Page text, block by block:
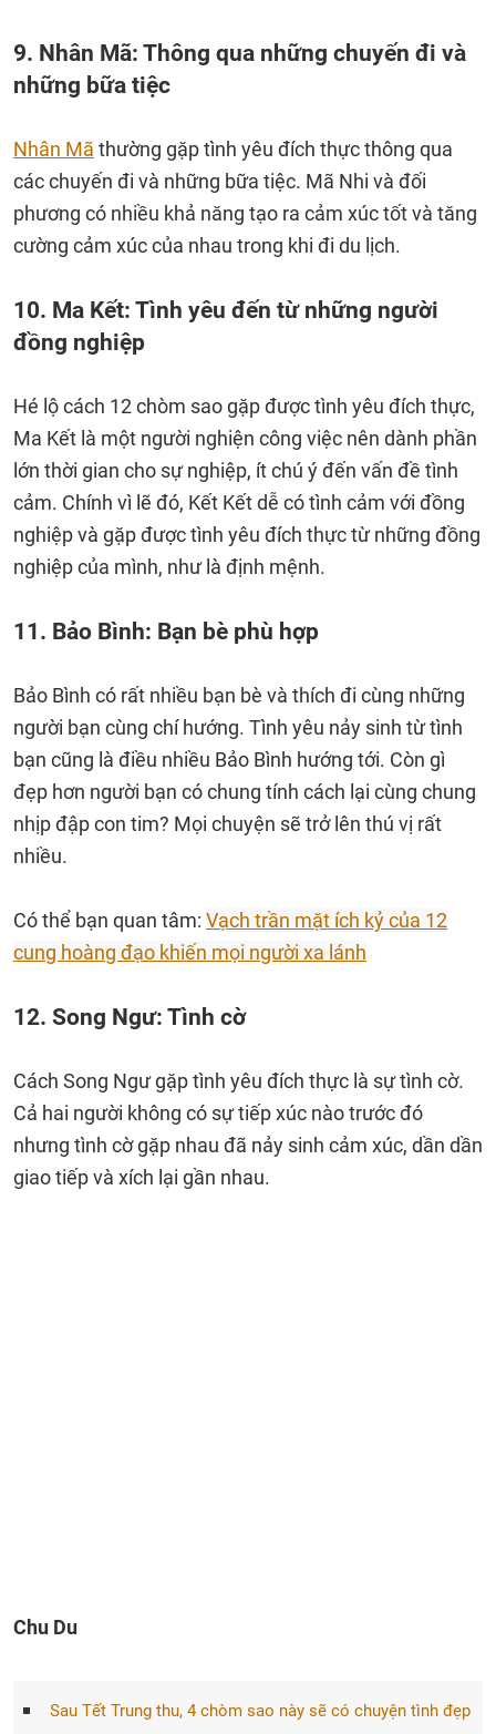
9. Nhân Mã: Thông qua những chuyến đi và
những bữa tiệc
Nhân Mã thường gặp tình yêu đích thực thông qua
các chuyến đi và những bữa tiệc. Mã Nhi và đối
phương có nhiều khả năng tạo ra cảm xúc tốt và tăng
cường cảm xúc của nhau trong khi đi du lịch.
10. Ma Kết: Tình yêu đến từ những người
đồng nghiệp
Hé lộ cách 12 chòm sao gặp được tình yêu đích thực,
Ma Kết là một người nghiện công việc nên dành phần
lớn thời gian cho sự nghiệp, ít chú ý đến vấn đề tình
cảm. Chính vì lẽ đó, Kết Kết dễ có tình cảm với đồng
nghiệp và gặp được tình yêu đích thực từ những đồng
nghiệp của mình, như là định mệnh.
11. Bảo Bình: Bạn bè phù hợp
Bảo Bình có rất nhiều bạn bè và thích đi cùng những
người bạn cùng chí hướng. Tình yêu nảy sinh từ tình
bạn cũng là điều nhiều Bảo Bình hướng tới. Còn gì
đẹp hơn người bạn có chung tính cách lại cùng chung
nhịp đập con tim? Mọi chuyện sẽ trở lên thú vị rất
nhiều.
Có thể bạn quan tâm: Vạch trần mặt ích kỷ của 12
cung hoàng đạo khiến mọi người xa lánh
12. Song Ngư: Tình cờ
Cách Song Ngư gặp tình yêu đích thực là sự tình cờ.
Cả hai người không có sự tiếp xúc nào trước đó
nhưng tình cờ gặp nhau đã nảy sinh cảm xúc, dần dần
giao tiếp và xích lại gần nhau.
Chu Du
Sau Tết Trung thu, 4 chòm sao này sẽ có chuyện tình đẹp